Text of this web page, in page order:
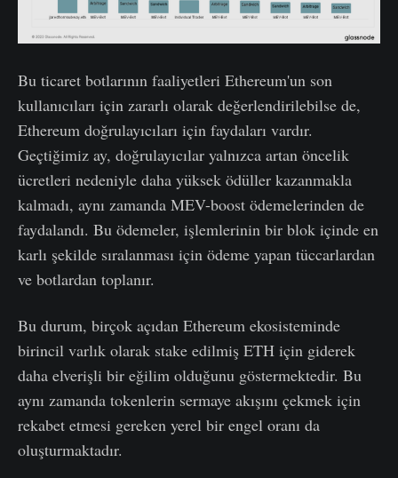
Bu ticaret botlarının faaliyetleri Ethereum'un son
kullanıcıları için zararlı olarak değerlendirilebilse de,
Ethereum doğrulayıcıları için faydaları vardır.
Geçtiğimiz ay, doğrulayıcılar yalnızca artan öncelik
ücretleri nedeniyle daha yüksek ödüller kazanmakla
kalmadı, aynı zamanda MEV-boost ödemelerinden de
faydalandı. Bu ödemeler, işlemlerinin bir blok içinde en
karlı şekilde sıralanması için ödeme yapan tüccarlardan
ve botlardan toplanır.
Bu durum, birçok açıdan Ethereum ekosisteminde
birincil varlık olarak stake edilmiş ETH için giderek
daha elverişli bir eğilim olduğunu göstermektedir. Bu
aynı zamanda tokenlerin sermaye akışını çekmek için
rekabet etmesi gereken yerel bir engel oranı da
oluşturmaktadır.